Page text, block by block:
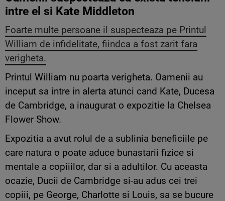
intre el si Kate Middleton
Foarte multe persoane il suspecteaza pe Printul
William de infidelitate, fiindca a fost zarit fara
verigheta.
Printul William nu poarta verigheta. Oamenii au
inceput sa intre in alerta atunci cand Kate, Ducesa
de Cambridge, a inaugurat o expozitie la Chelsea
Flower Show.
Expozitia a avut rolul de a sublinia beneficiile pe
care natura o poate aduce bunastarii fizice si
mentale a copiiilor, dar si a adultilor. Cu aceasta
ocazie, Ducii de Cambridge si-au adus cei trei
copiii, pe George, Charlotte si Louis, sa se bucure